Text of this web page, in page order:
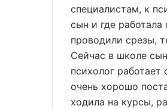
специалистам, к
сын и где
проводили срезы,
Сейчас в школе
психолог
очень хорошо
ходила на курсы,